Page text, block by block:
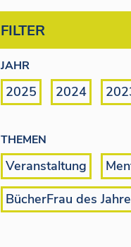
FILTER
JAHR
2025 2024
THEMEN
Veranstaltung
BücherFrau des